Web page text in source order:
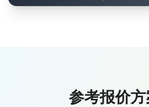
参考报价